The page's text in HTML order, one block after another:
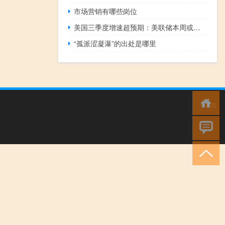
市场营销有哪些岗位
美国三季度增速超预期：美联储本周或按兵不动年内再加息会兑现吗
“孤派涩凝瀑”的出处是哪里
小男孩